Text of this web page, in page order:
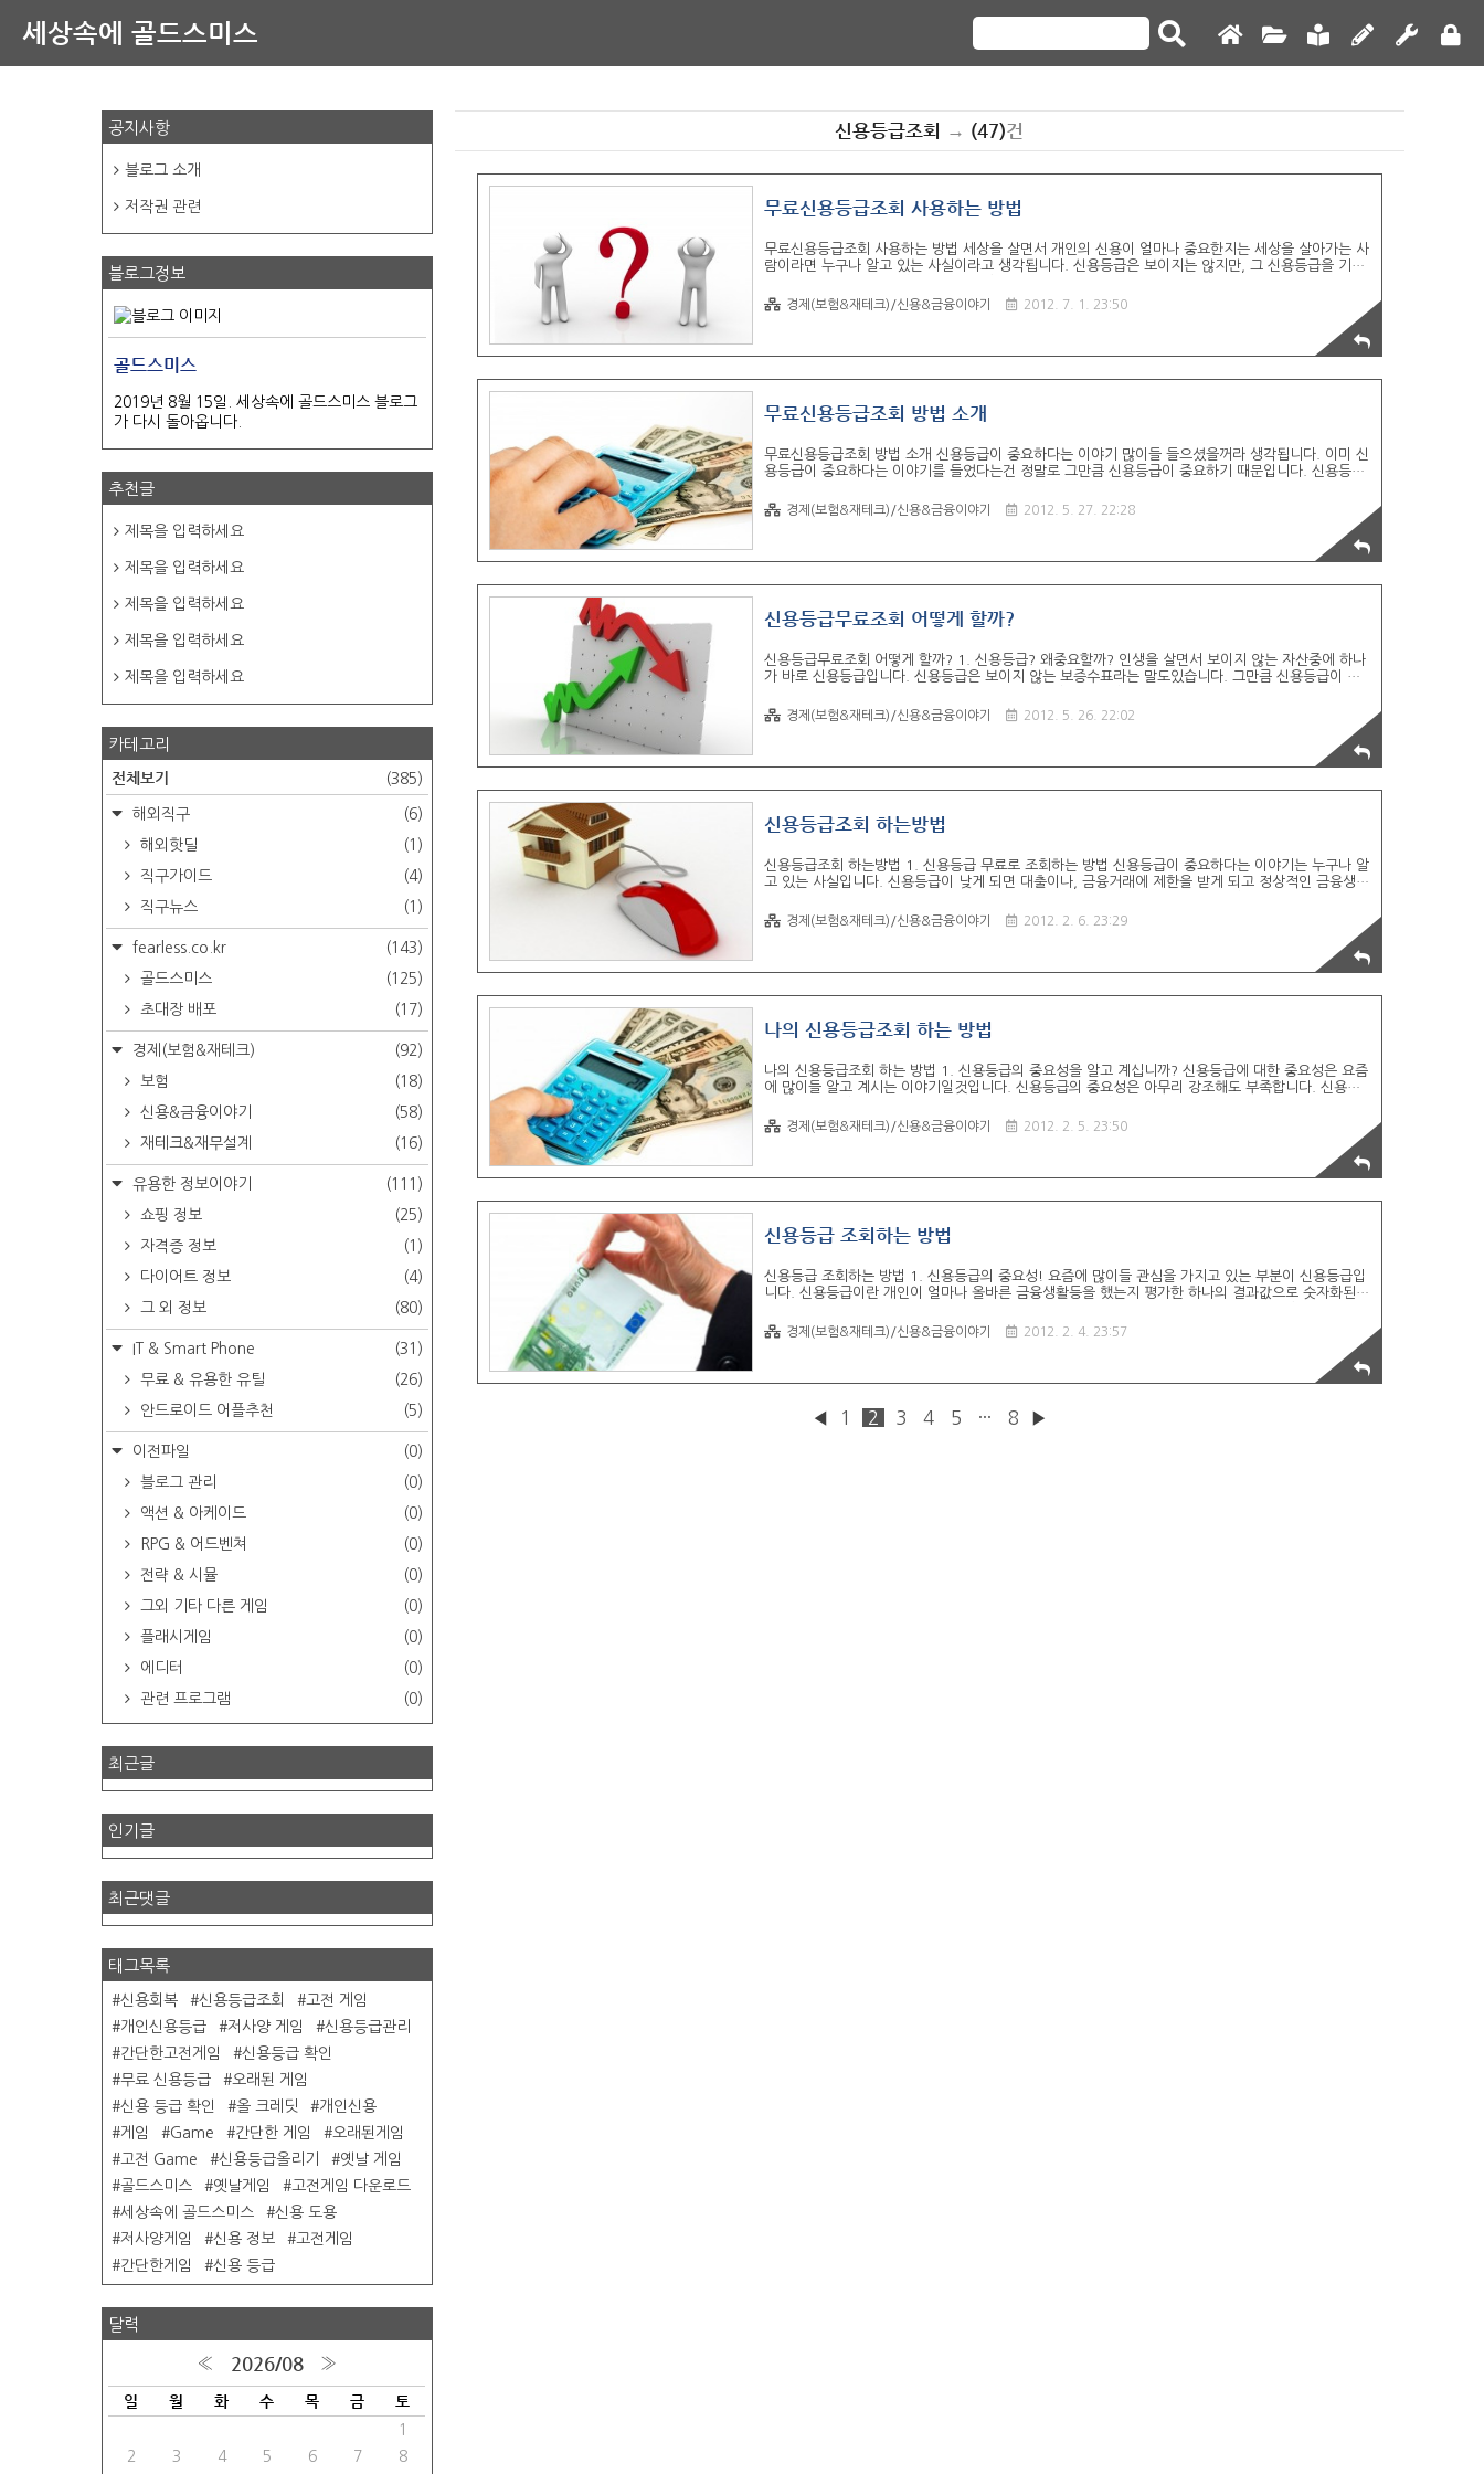
세상속에 골드스미스
신용등급조회 → (47)건
무료신용등급조회 사용하는 방법
무료신용등급조회 사용하는 방법 세상을 살면서 개인의 신용이 얼마나 중요한지는 세상을 살아가는 사
람이라면 누구나 알고 있는 사실이라고 생각됩니다. 신용등급은 보이지는 않지만, 그 신용등급을 기준
판단을 받고, 신용등급이 낮은 사람이라면 신뢰하기 어려운 사람이라는 평가를 받게 되는게 현대 사회
의 이치입니다. 1. 신용등급? 왜 중요한 것일까? 앞서 이야기한 부분이지만 신용등급은 개인을 평가하
는 기준으로 많이 사용됩니다. 특히나 금융권에 있어서 신용등급은 그 사람을 평가하는 절대적인 수치
라고 이야기해도 부족합니다. 예를들어 은행권에서 대출을 받고 싶은 경우 은행은 그 사람을 믿을 수
경제(보험&재테크)/신용&금융이야기 2012. 7. 1. 23:50
무료신용등급조회 방법 소개
무료신용등급조회 방법 소개 신용등급이 중요하다는 이야기 많이들 들으셨을꺼라 생각됩니다. 이미 신
용등급이 중요하다는 이야기를 들었다는건 정말로 그만큼 신용등급이 중요하기 때문입니다. 신용등급
것입니다. 1. 무료신용등급 조회방법 신용등급을 확인하는 방법은 대출업체에 문의하거나, 은행권에
직접 방문해서 확인하는 방법이있습니다. 그렇지만 대출업체나, 은행권에 신용등급을 확인하게 되면
신용도 하락에 영향을 미치게 됩니다. 그래서 다른 대안으로 인터넷에서 신용정보 제공업체를 통하여
신용등급을 확인하는 방법입니다. 인터넷에서 유명한 여러 신용정보 제공업체가 있습니다만, 그중에
경제(보험&재테크)/신용&금융이야기 2012. 5. 27. 22:28
신용등급무료조회 어떻게 할까?
신용등급무료조회 어떻게 할까? 1. 신용등급? 왜중요할까? 인생을 살면서 보이지 않는 자산중에 하나
가 바로 신용등급입니다. 신용등급은 보이지 않는 보증수표라는 말도있습니다. 그만큼 신용등급이 중
없습니다. 오늘은 신용등급을 어떻게 무료로 조회할 수 있는지 포스팅을 하려고합니다. 국내에는 개인
신용등급을 인터넷으로 확인할 수 있는 사이트가 여러군데 있습니다. 그중에서도 유명한 곳은 올크레
딧과 사이렌24가 있어서 소개합니다. ◆ 올크레딧 링크 바로가기 └ 신용등급을 무료로 조회가능하며,
신용등급관리 방법 소개 사이트 ◆ 사이렌24 링크 바로가기 └ 개인정보 보호 및 명의도용 방지 서비
경제(보험&재테크)/신용&금융이야기 2012. 5. 26. 22:02
신용등급조회 하는방법
신용등급조회 하는방법 1. 신용등급 무료로 조회하는 방법 신용등급이 중요하다는 이야기는 누구나 알
고 있는 사실입니다. 신용등급이 낮게 되면 대출이나, 금융거래에 제한을 받게 되고 정상적인 금융생활
락으로 이어지게 됩니다. 하지만 신용등급도 가꾸면 높은 등급을 받을 수 있습니다. 하지만 그전에 현
재 나의 신용등급이 어느 정도 수준에 있는지 파악해 볼 필요성이 있습니다. 올크레딧[링크]라는 신용
평가정보기관 사이트에서는 무료로 신용등급을 조회해보실 수 있습니다. 이 신용등급은 실제 우리가
부여 받은 신용등급이라고 생각 하시면 됩니다. 홈페이지에 방문하신후 왼쪽 하단에 보시면 올크레딧
경제(보험&재테크)/신용&금융이야기 2012. 2. 6. 23:29
나의 신용등급조회 하는 방법
나의 신용등급조회 하는 방법 1. 신용등급의 중요성을 알고 계십니까? 신용등급에 대한 중요성은 요즘
에 많이들 알고 계시는 이야기일것입니다. 신용등급의 중요성은 아무리 강조해도 부족합니다. 신용등
대해서 많은 영향을 받습니다. 조금이라도 연체가 발생하게 된다면 신용등급 하락하는 가장 빠른 지름
길이라고 할 수 있습니다. 신용등급이 올라가기까지는 오랜 기간이 필요합니다. 일반적으로 주택을 구
입하거나, 자동차를 구입할때 대출&할부등을 많이 이용합니다. 이런경우 신용등급이 낮은사람은 대출
&할부가 불가능하거나 높은 이율을 부담해야 합니다. 2. 무료로 신용등급조회 하는 방법 신용등급이
경제(보험&재테크)/신용&금융이야기 2012. 2. 5. 23:50
신용등급 조회하는 방법
신용등급 조회하는 방법 1. 신용등급의 중요성! 요즘에 많이들 관심을 가지고 있는 부분이 신용등급입
니다. 신용등급이란 개인이 얼마나 올바른 금융생활등을 했는지 평가한 하나의 결과값으로 숫자화된
등급은 낮게 대면 불리하 혜택을 보는 경우가 있습니다. 예를 들어 은행권에서 대출이 필요할 경우 대
출을 요청했을경우 거절이 된다거나, 휴대폰 및 인터넷 등 계약을 할때 거래 거절등을 받을 수 있습니
다. 이러한 이유는 신용등급이 낮은 사람은 아무래도 연체 가능성이 높기 때문에 은행이나, 업체에서도
연체를 생각하여 손실을 입지 않기 위해서입니다. 대출이 된다하여도 신용등급이 좋은 사람보다 높은
경제(보험&재테크)/신용&금융이야기 2012. 2. 4. 23:57
◀ 1 2 3 4 5 ··· 8 ▶
공지사항
블로그 소개
저작권 관련
블로그정보
골드스미스
2019년 8월 15일. 세상속에 골드스미스 블로그
가 다시 돌아옵니다.
추천글
제목을 입력하세요
제목을 입력하세요
제목을 입력하세요
제목을 입력하세요
제목을 입력하세요
카테고리
전체보기 (385)
해외직구
(6)
해외핫딜
(1)
직구가이드
(4)
직구뉴스
(1)
fearless.co.kr
(143)
골드스미스
(125)
초대장 배포
(17)
경제(보험&재테크)
(92)
보험
(18)
신용&금융이야기
(58)
재테크&재무설계
(16)
유용한 정보이야기
(111)
쇼핑 정보
(25)
자격증 정보
(1)
다이어트 정보
(4)
그 외 정보
(80)
IT & Smart Phone
(31)
무료 & 유용한 유틸
(26)
안드로이드 어플추천
(5)
이전파일
(0)
블로그 관리
(0)
액션 & 아케이드
(0)
RPG & 어드벤쳐
(0)
전략 & 시뮬
(0)
그외 기타 다른 게임
(0)
플래시게임
(0)
에디터
(0)
관련 프로그램
(0)
최근글
인기글
최근댓글
태그목록
신용회복 신용등급조회
고전 게임
개인신용등급
저사양 게임
신용등급관리
간단한고전게임
신용등급 확인
무료 신용등급
오래된 게임
신용 등급 확인
올 크레딧
개인신용
게임
Game 간단한 게임
오래된게임
고전 Game
신용등급올리기
옛날 게임
골드스미스
옛날게임
고전게임 다운로드
세상속에 골드스미스
신용 도용
저사양게임
신용 정보
고전게임
간단한게임
신용 등급
달력
« 2026/08 »
일 월 화 수 목 금 토
1
2
3 4 5 6 7 8